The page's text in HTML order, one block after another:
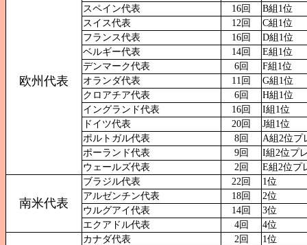
欧州代表
スペイン代表
16回
B組1位
スイス代表
12回
C組1位
フランス代表
16回
D組1位
ベルギー代表
14回
E組1位
デンマーク代表
6回
F組1位
オランダ代表
11回
G組1位
クロアチア代表
6回
H組1位
イングランド代表
16回
I組1位
ドイツ代表
20回
J組1位
ポルトガル代表
8回
A組2位プ
ポーランド代表
9回
I組2位プ
ウェールズ代表
2回 E組2位プ
南米代表
ブラジル代表 22回
1位
アルゼンチン代表
18回
2位
ウルグアイ代表
14回
3位
エクアドル代表
4回 4位
カナダ代表 2回
1位